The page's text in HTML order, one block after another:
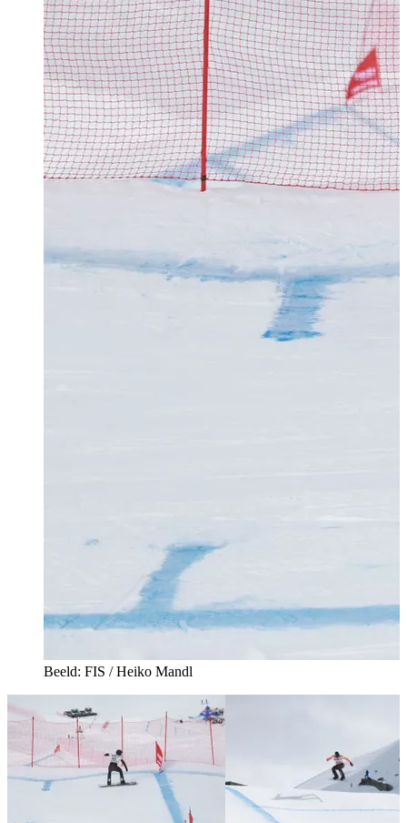
Beeld: FIS / Heiko Mandl